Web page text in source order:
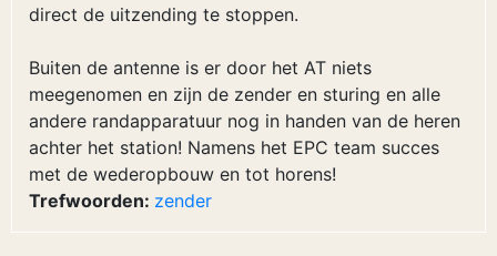
direct de uitzending te stoppen.
Buiten de antenne is er door het AT niets
meegenomen en zijn de zender en sturing en alle
andere randapparatuur nog in handen van de heren
achter het station! Namens het EPC team succes
met de wederopbouw en tot horens!
Trefwoorden: zender